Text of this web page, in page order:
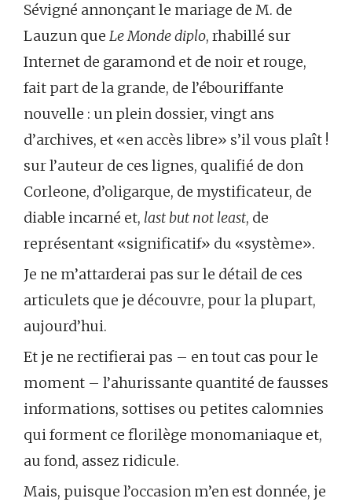
Sévigné annonçant le mariage de M. de
Lauzun que Le Monde diplo, rhabillé sur
Internet de garamond et de noir et rouge,
fait part de la grande, de l’ébouriffante
nouvelle : un plein dossier, vingt ans
d’archives, et «en accès libre» s’il vous plaît !
sur l’auteur de ces lignes, qualifié de don
Corleone, d’oligarque, de mystificateur, de
diable incarné et, last but not least, de
représentant «significatif» du «système».
Je ne m’attarderai pas sur le détail de ces
articulets que je découvre, pour la plupart,
aujourd’hui.
Et je ne rectifierai pas – en tout cas pour le
moment – l’ahurissante quantité de fausses
informations, sottises ou petites calomnies
qui forment ce florilège monomaniaque et,
au fond, assez ridicule.
Mais, puisque l’occasion m’en est donnée, je